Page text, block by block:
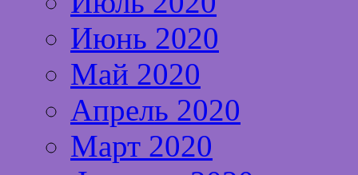
Июнь 2020
Май 2020
Апрель 2020
Март 2020